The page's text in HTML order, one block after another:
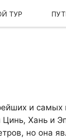
ТУР
и
Хань и
но она